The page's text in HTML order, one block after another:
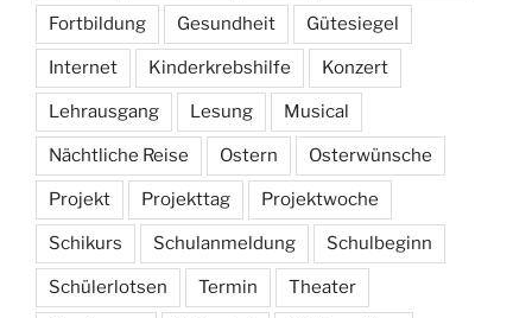
Fortbildung Gesundheit Gütesiegel
Internet Kinderkrebshilfe Konzert
Lehrausgang Lesung Musical
Nächtliche Reise Ostern Osterwünsche
Projekt Projekttag Projektwoche
Schikurs Schulanmeldung Schulbeginn
Schülerlotsen Termin Theater